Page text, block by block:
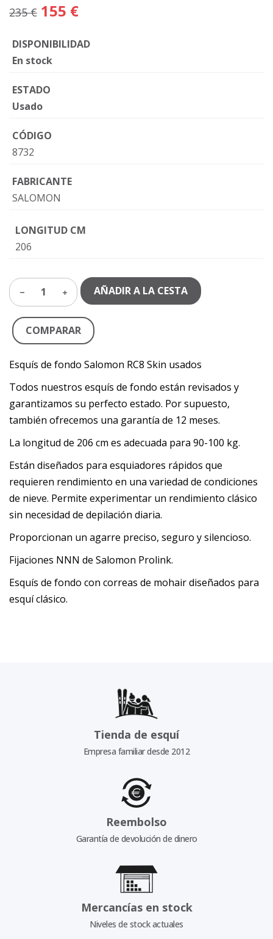
235 € 155 €
DISPONIBILIDAD
En stock
ESTADO
Usado
CÓDIGO
8732
FABRICANTE
SALOMON
LONGITUD CM
206
1 AÑADIR A LA CESTA
COMPARAR
Esquís de fondo Salomon RC8 Skin usados
Todos nuestros esquís de fondo están revisados y
garantizamos su perfecto estado. Por supuesto,
también ofrecemos una garantía de 12 meses.
La longitud de 206 cm es adecuada para 90-100 kg.
Están diseñados para esquiadores rápidos que
requieren rendimiento en una variedad de condiciones
de nieve. Permite experimentar un rendimiento clásico
sin necesidad de depilación diaria.
Proporcionan un agarre preciso, seguro y silencioso.
Fijaciones NNN de Salomon Prolink.
Esquís de fondo con correas de mohair diseñados para
esquí clásico.
Tienda de esquí
Empresa familiar desde 2012
Reembolso
Garantía de devolución de dinero
Mercancías en stock
Niveles de stock actuales